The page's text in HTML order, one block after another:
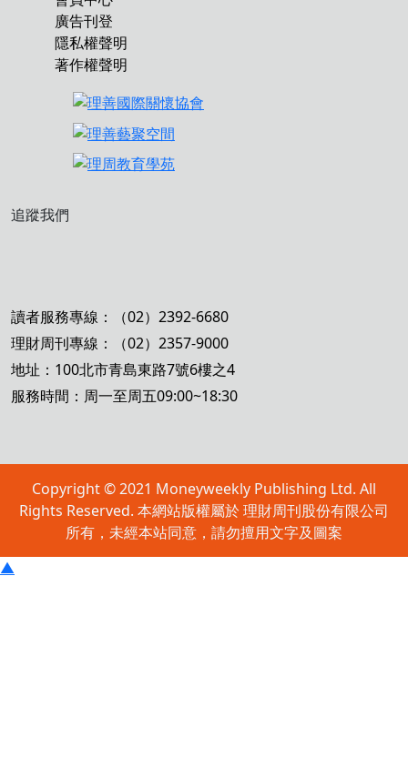
廣告刊登
隱私權聲明
著作權聲明
追蹤我們
讀者服務專線：（02）2392-6680
理財周刊專線：（02）2357-9000
地址：100北市青島東路7號6樓之4
服務時間：周一至周五09:00~18:30
Copyright © 2021 Moneyweekly Publishing Ltd. All
Rights Reserved. 本網站版權屬於 理財周刊股份有限公司
所有，未經本站同意，請勿擅用文字及圖案
▲